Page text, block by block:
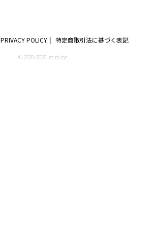
PRIVACY POLICY 特定商取引法に基づく表記
© 2020 -2026 iroiro inc.